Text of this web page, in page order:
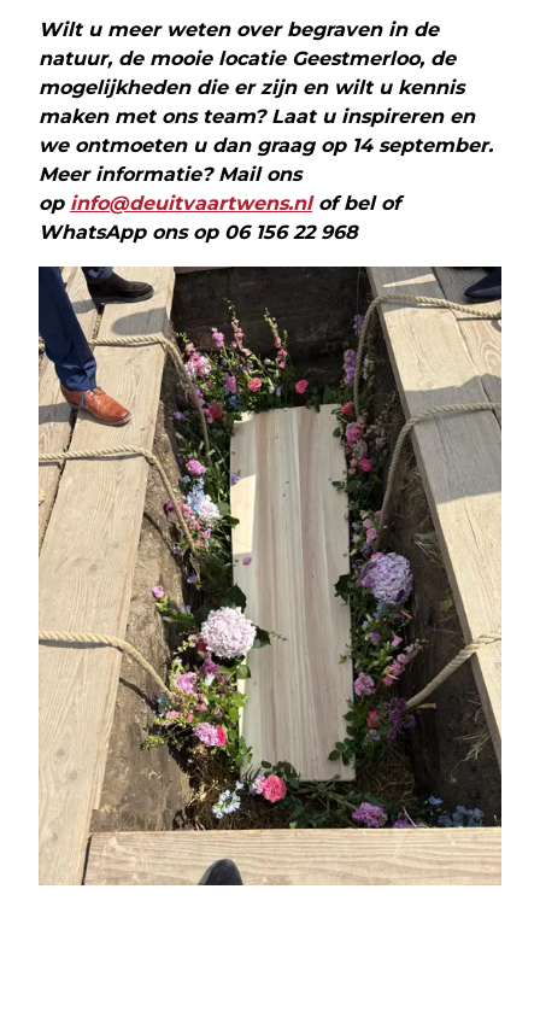
Wilt u meer weten over begraven in de
natuur, de mooie locatie Geestmerloo, de
mogelijkheden die er zijn en wilt u kennis
maken met ons team? Laat u inspireren en
we ontmoeten u dan graag op 14 september.
Meer informatie? Mail ons
op info@deuitvaartwens.nlof bel of
WhatsApp ons op 06 156 22 968